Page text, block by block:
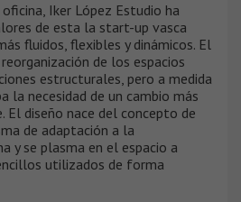
Iker López Estudio ha
de esta la start-up vasca
fluidos, flexibles y dinámicos. El
de los espacios
estructurales, pero a medida
la necesidad de un cambio más
El diseño nace del concepto de
de adaptación a la
y se plasma en el espacio a
utilizados de forma